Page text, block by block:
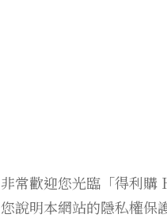
非常歡迎您光臨「得利購
您說明本網站的隱私權保